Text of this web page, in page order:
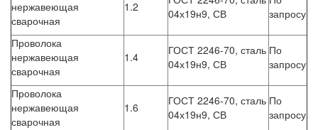
нержавеющая
сварочная
1.2
04х19н9, СВ
запросу
Проволока
нержавеющая
сварочная
1.4
ГОСТ 2246-70, сталь
04х19н9, СВ
По
запросу
Проволока
нержавеющая
сварочная
1.6
ГОСТ 2246-70, сталь
04х19н9, СВ
По
запросу